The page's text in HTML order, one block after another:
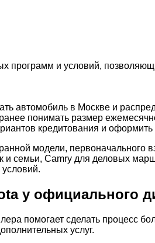
программ и условий,
автомобиль в Москве и
понимать размер
кредитования и
модели, первоначального
и семьи, Camry для деловых
у официального
помогает сделать процесс
услуг.